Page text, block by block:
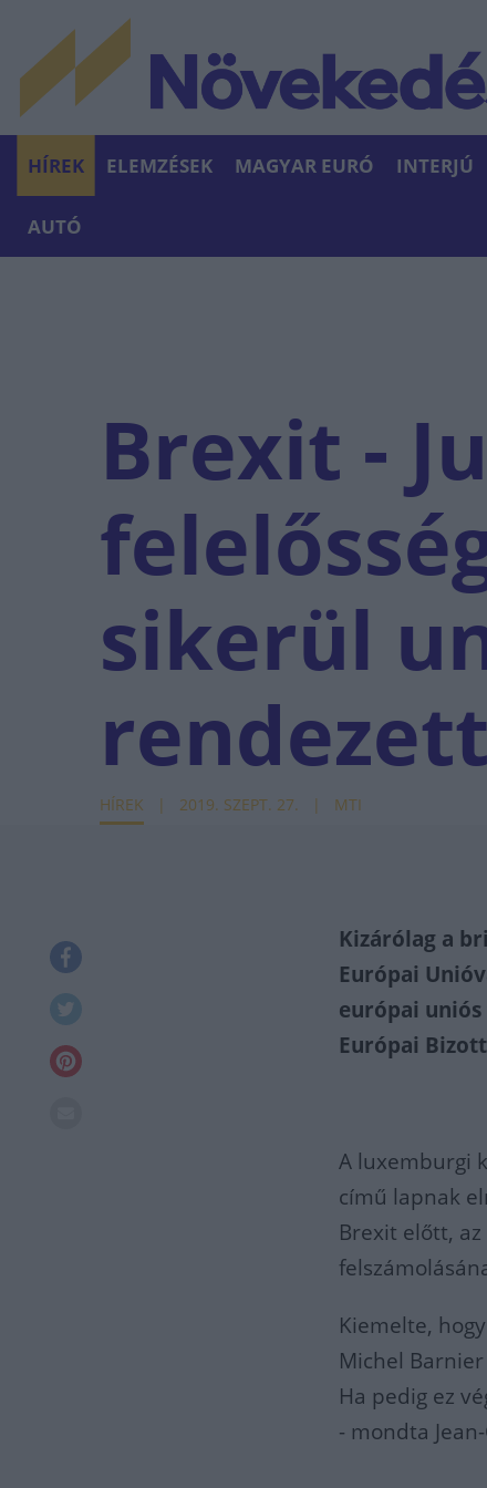
HÍREK ELEMZÉSEK MAGYAR EURÓ INTERJÚ
AUTÓ
Brexit -
sikerül
HÍREK 2019. SZEPT. 27. MTI
Kizárólag a
Európai
európai uniós
Európai
A luxemburgi
című lapnak
Brexit előtt, az
Kiemelte,
Michel
Ha pedig ez
- mondta